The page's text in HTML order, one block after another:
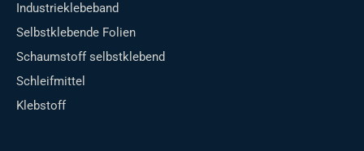
Industrieklebeband
Selbstklebende Folien
Schaumstoff selbstklebend
Schleifmittel
Klebstoff